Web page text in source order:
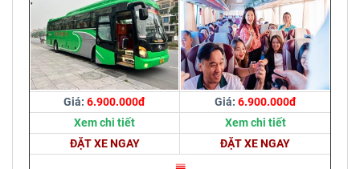
Giá: 6.900.000đ Giá: 6.900.000đ
Xem chi tiết
Xem chi tiết
ĐẶT XE NGAY
ĐẶT XE NGAY